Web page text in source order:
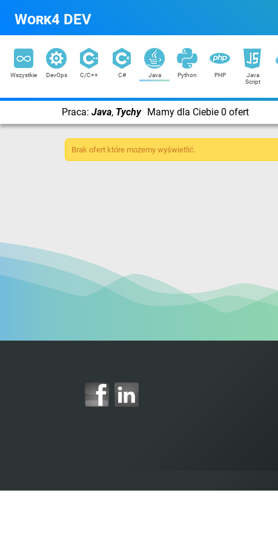
Work4 DEV
Wszystkie DevOps C/C++ C# Java Python PHP
Java
Script
Praca: Java, Tychy Mamy dla Ciebie 0 ofert
Brak ofert które możemy wyświetlić.